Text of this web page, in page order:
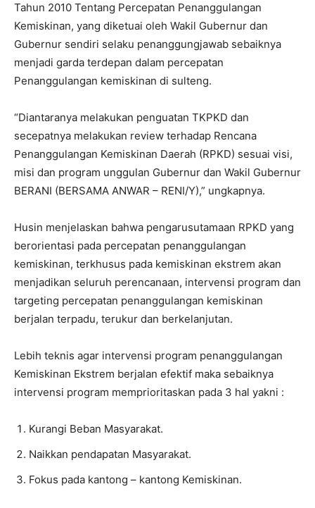
Tahun 2010 Tentang Percepatan Penanggulangan
Kemiskinan, yang diketuai oleh Wakil Gubernur dan
Gubernur sendiri selaku penanggungjawab sebaiknya
menjadi garda terdepan dalam percepatan
Penanggulangan kemiskinan di sulteng.
“Diantaranya melakukan penguatan TKPKD dan
secepatnya melakukan review terhadap Rencana
Penanggulangan Kemiskinan Daerah (RPKD) sesuai visi,
misi dan program unggulan Gubernur dan Wakil Gubernur
BERANI (BERSAMA ANWAR – RENI/Y),” ungkapnya.
Husin menjelaskan bahwa pengarusutamaan RPKD yang
berorientasi pada percepatan penanggulangan
kemiskinan, terkhusus pada kemiskinan ekstrem akan
menjadikan seluruh perencanaan, intervensi program dan
targeting percepatan penanggulangan kemiskinan
berjalan terpadu, terukur dan berkelanjutan.
Lebih teknis agar intervensi program penanggulangan
Kemiskinan Ekstrem berjalan efektif maka sebaiknya
intervensi program memprioritaskan pada 3 hal yakni :
Kurangi Beban Masyarakat.
Naikkan pendapatan Masyarakat.
Fokus pada kantong – kantong Kemiskinan.